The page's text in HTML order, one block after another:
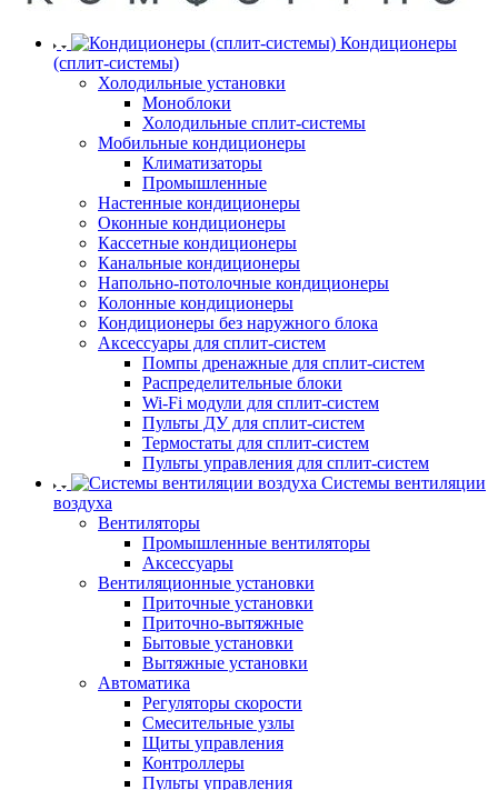
Кондиционеры
(сплит-системы)
Холодильные установки
Моноблоки
Холодильные сплит-системы
Мобильные кондиционеры
Климатизаторы
Промышленные
Настенные кондиционеры
Оконные кондиционеры
Кассетные кондиционеры
Канальные кондиционеры
Напольно-потолочные кондиционеры
Колонные кондиционеры
Кондиционеры без наружного блока
Аксессуары для сплит-систем
Помпы дренажные для сплит-систем
Распределительные блоки
Wi-Fi модули для сплит-систем
Пульты ДУ для сплит-систем
Термостаты для сплит-систем
Пульты управления для сплит-систем
Системы вентиляции
воздуха
Вентиляторы
Промышленные вентиляторы
Аксессуары
Вентиляционные установки
Приточные установки
Приточно-вытяжные
Бытовые установки
Вытяжные установки
Автоматика
Регуляторы скорости
Смесительные узлы
Щиты управления
Контроллеры
Пульты управления